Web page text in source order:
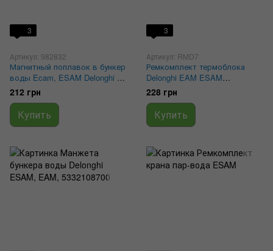
3
Артикул: 982832
Магнитный поплавок в бункер
воды Ecam, ESAM Delonghi с
прорезью
212 грн
Купить
3
Артикул: RMD7
Ремкомплект термоблока
Delonghi EAM ESAM
5513227901 / 5513227981 (16
уплотнителей)
228 грн
Купить